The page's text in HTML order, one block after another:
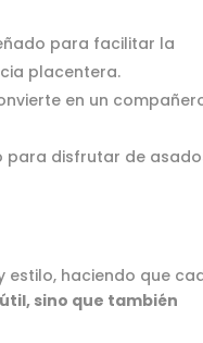
para facilitar la
placentera.
en un
para disfrutar de
estilo, haciendo que
sino que también